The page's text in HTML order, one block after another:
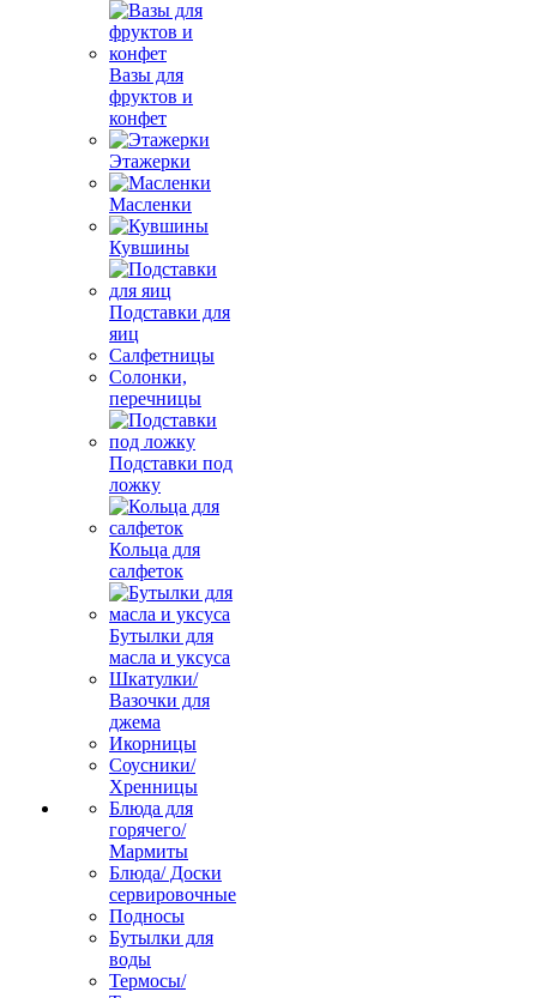
Вазы для
фруктов и
конфет
Этажерки
Масленки
Кувшины
Подставки для
яиц
Салфетницы
Солонки,
перечницы
Подставки под
ложку
Кольца для
салфеток
Бутылки для
масла и уксуса
Шкатулки/
Вазочки для
джема
Икорницы
Соусники/
Хренницы
Блюда для
горячего/
Мармиты
Блюда/ Доски
сервировочные
Подносы
Бутылки для
воды
Термосы/